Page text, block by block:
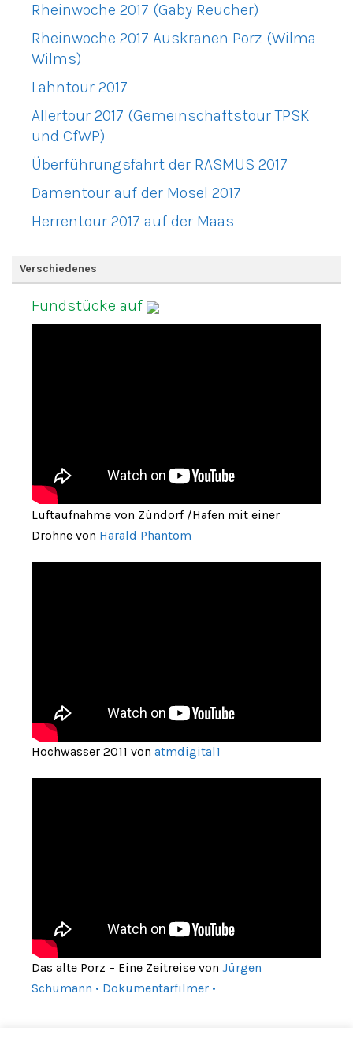
Rheinwoche 2017 (Gaby Reucher)
Rheinwoche 2017 Auskranen Porz (Wilma
Wilms)
Lahntour 2017
Allertour 2017 (Gemeinschaftstour TPSK
und CfWP)
Überführungsfahrt der RASMUS 2017
Damentour auf der Mosel 2017
Herrentour 2017 auf der Maas
Verschiedenes
Fundstücke auf
Luftaufnahme von Zündorf /Hafen mit einer
Drohne von Harald Phantom
Hochwasser 2011 von atmdigital1
Das alte Porz – Eine Zeitreise von Jürgen
Schumann • Dokumentarfilmer •